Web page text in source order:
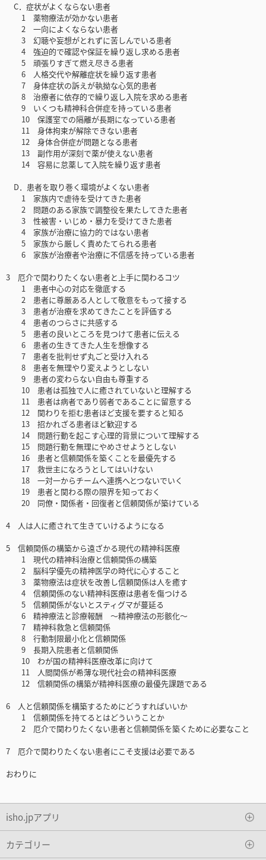
C．症状がよくならない患者
1 薬物療法が効かない患者
2 一向によくならない患者
3 幻聴や妄想がとれずに苦しんでいる患者
4 強迫的で確認や保証を繰り返し求める患者
5 頑張りすぎて燃え尽きる患者
6 人格交代や解離症状を繰り返す患者
7 身体症状の訴えが執拗な心気的患者
8 治療者に依存的で繰り返し入院を求める患者
9 いくつも精神科合併症を持っている患者
10 保護室での隔離が長期になっている患者
11 身体拘束が解除できない患者
12 身体合併症が問題となる患者
13 副作用が深刻で薬が使えない患者
14 容易に怠薬して入院を繰り返す患者
D．患者を取り巻く環境がよくない患者
1 家族内で虐待を受けてきた患者
2 問題のある家族で調整役を果たしてきた患者
3 性被害・いじめ・暴力を受けてきた患者
4 家族が治療に協力的ではない患者
5 家族から厳しく責めたてられる患者
6 家族が治療者や治療に不信感を持っている患者
3 厄介で関わりたくない患者と上手に関わるコツ
1 患者中心の対応を徹底する
2 患者に尊厳ある人として敬意をもって接する
3 患者が治療を求めてきたことを評価する
4 患者のつらさに共感する
5 患者の良いところを見つけて患者に伝える
6 患者の生きてきた人生を想像する
7 患者を批判せず丸ごと受け入れる
8 患者を無理やり変えようとしない
9 患者の変わらない自由も尊重する
10 患者は孤独で人に癒されていないと理解する
11 患者は病者であり弱者であることに留意する
12 関わりを拒む患者ほど支援を要すると知る
13 招かれざる患者ほど歓迎する
14 問題行動を起こす心理的背景について理解する
15 問題行動を無理にやめさせようとしない
16 患者と信頼関係を築くことを最優先する
17 救世主になろうとしてはいけない
18 一対一からチームへ連携へとつないでいく
19 患者と関わる際の限界を知っておく
20 同僚・関係者・回復者と信頼関係が築けている
4 人は人に癒されて生きていけるようになる
5 信頼関係の構築から遠ざかる現代の精神科医療
1 現代の精神科治療と信頼関係の構築
2 脳科学優先の精神医学の時代に心すること
3 薬物療法は症状を改善し信頼関係は人を癒す
4 信頼関係のない精神科医療は患者を傷つける
5 信頼関係がないとスティグマが蔓延る
6 精神療法と診療報酬 ～精神療法の形骸化～
7 精神科救急と信頼関係
8 行動制限最小化と信頼関係
9 長期入院患者と信頼関係
10 わが国の精神科医療改革に向けて
11 人間関係が希薄な現代社会の精神科医療
12 信頼関係の構築が精神科医療の最優先課題である
6 人と信頼関係を構築するためにどうすればいいか
1 信頼関係を持てるとはどういうことか
2 厄介で関わりたくない患者と信頼関係を築くために必要なこと
7 厄介で関わりたくない患者にこそ支援は必要である
おわりに
isho.jpアプリ
カテゴリー